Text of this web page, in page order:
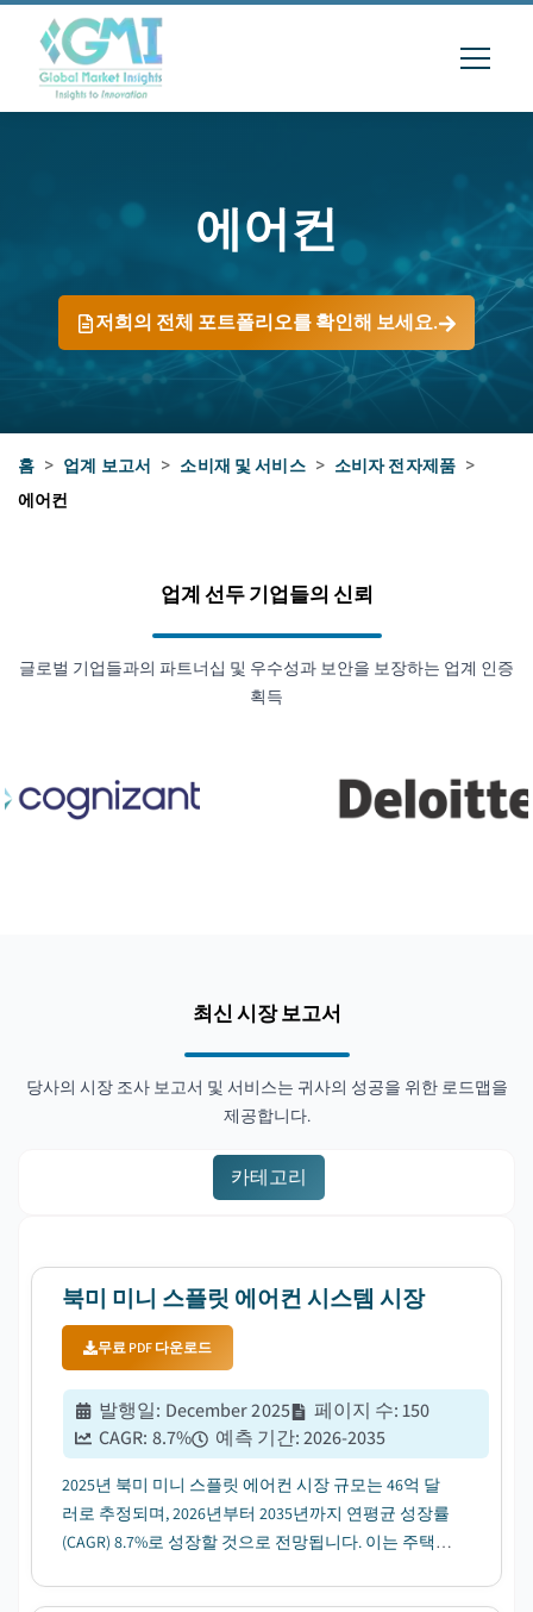
에어컨
저희의 전체 포트폴리오를 확인해 보세요.
홈 > 업계 보고서 > 소비재 및 서비스 > 소비자 전자제품 >
에어컨
업계 선두 기업들의 신뢰
글로벌 기업들과의 파트너십 및 우수성과 보안을 보장하는 업계 인증
획득
최신 시장 보고서
당사의 시장 조사 보고서 및 서비스는 귀사의 성공을 위한 로드맵을
제공합니다.
카테고리
북미 미니 스플릿 에어컨 시스템 시장
무료 PDF 다운로드
발행일: December 2025 페이지 수:150
CAGR: 8.7% 예측 기간:2026-2035
2025년 북미 미니 스플릿 에어컨 시장 규모는 46억 달
러로 추정되며, 2026년부터 2035년까지 연평균 성장률
(CAGR) 8.7%로 성장할 것으로 전망됩니다. 이는 주택